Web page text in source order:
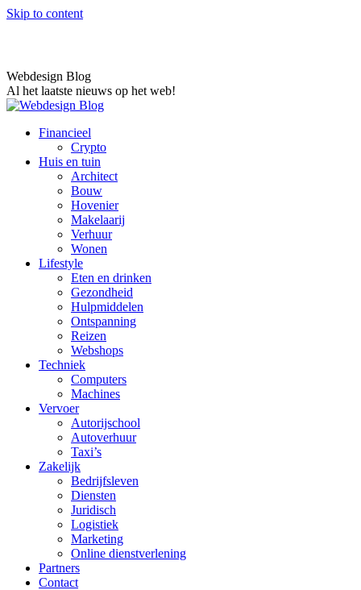
Skip to content
Webdesign Blog
Al het laatste nieuws op het web!
Financieel
Crypto
Huis en tuin
Architect
Bouw
Hovenier
Makelaarij
Verhuur
Wonen
Lifestyle
Eten en drinken
Gezondheid
Hulpmiddelen
Ontspanning
Reizen
Webshops
Techniek
Computers
Machines
Vervoer
Autorijschool
Autoverhuur
Taxi’s
Zakelijk
Bedrijfsleven
Diensten
Juridisch
Logistiek
Marketing
Online dienstverlening
Partners
Contact